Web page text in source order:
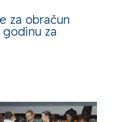
za obračun
za